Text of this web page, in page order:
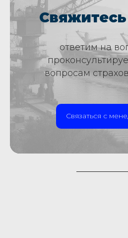
ответим на
вопросам
Связаться с